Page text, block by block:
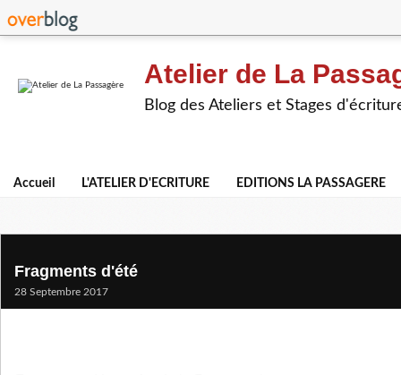
Atelier de La
Blog des Ateliers et Stages
Accueil L'ATELIER D'ECRITURE EDITIONS LA PASSAGERE
Fragments d'été
28 Septembre 2017